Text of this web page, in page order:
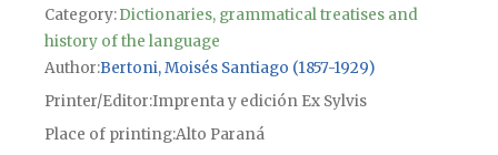
Category:Dictionaries, grammatical treatises and
history of the language
Author Bertoni, Moisés Santiago (1857-1929)
Printer/Editor Imprenta y edición Ex Sylvis
Place of printingAlto Paraná